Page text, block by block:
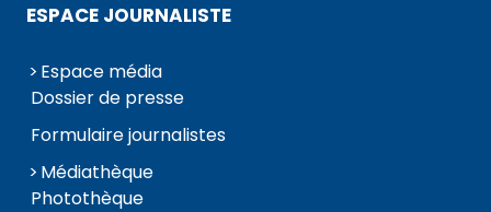
ESPACE JOURNALISTE
Espace média
Dossier de presse
Formulaire journalistes
Médiathèque
Photothèque